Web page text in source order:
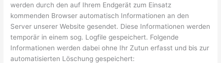
werden durch den auf Ihrem Endgerät zum Einsatz
kommenden Browser automatisch Informationen an den
Server unserer Website gesendet. Diese Informationen werden
temporär in einem sog. Logfile gespeichert. Folgende
Informationen werden dabei ohne Ihr Zutun erfasst und bis zur
automatisierten Löschung gespeichert: